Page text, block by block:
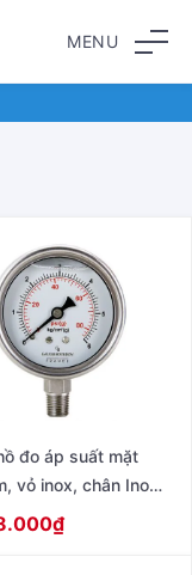
MENU
đo áp suất mặt
vỏ inox, chân Inox,
không dầu,
₫